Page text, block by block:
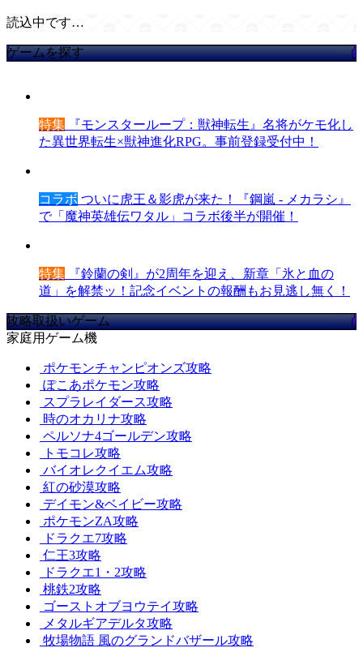
読込中です…
ゲームを探す
特集 『モンスターループ：獣神転生』名将がケモ化し
た異世界転生×獣神進化RPG。事前登録受付中！
コラボ ついに虎王＆影虎が来た！『鋼嵐 - メカラシ』
で「魔神英雄伝ワタル」コラボ後半が開催！
特集 『鈴蘭の剣』が2周年を迎え、新章「氷と血の
道」を解禁ッ！記念イベントの報酬もお見逃し無く！
攻略取扱いゲーム
家庭用ゲーム機
ポケモンチャンピオンズ攻略
ぽこあポケモン攻略
スプラレイダース攻略
時のオカリナ攻略
ペルソナ4ゴールデン攻略
トモコレ攻略
バイオレクイエム攻略
紅の砂漠攻略
デイモン&ベイビー攻略
ポケモンZA攻略
ドラクエ7攻略
仁王3攻略
ドラクエ1・2攻略
桃鉄2攻略
ゴーストオブヨウテイ攻略
メタルギアデルタ攻略
牧場物語 風のグランドバザール攻略